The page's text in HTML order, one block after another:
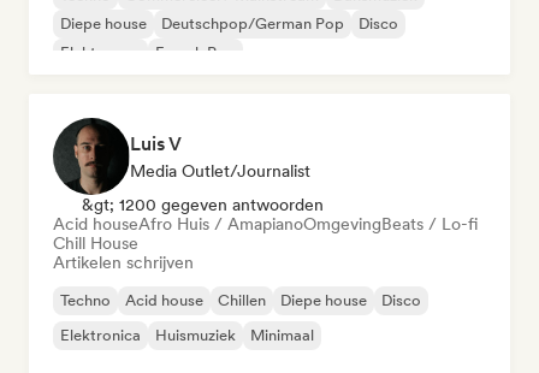
Diepe house
Deutschpop/German Pop
Disco
Elektropop
French Pop
Luis V
Media Outlet/Journalist
&gt; 1200 gegeven antwoorden
Acid houseAfro Huis / AmapianoOmgevingBeats / Lo-fi
Chill House
Artikelen schrijven
Techno Acid house Chillen Diepe house
Disco
Elektronica
Huismuziek Minimaal